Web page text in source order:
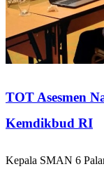
TOT Asesmen
Kemdikbud RI
Kepala SMAN 6